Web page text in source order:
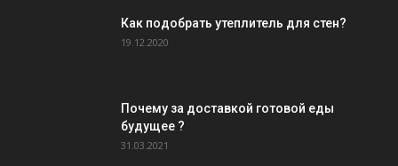
Как подобрать утеплитель для стен?
19.12.2020
Почему за доставкой готовой еды
будущее ?
31.03.2021